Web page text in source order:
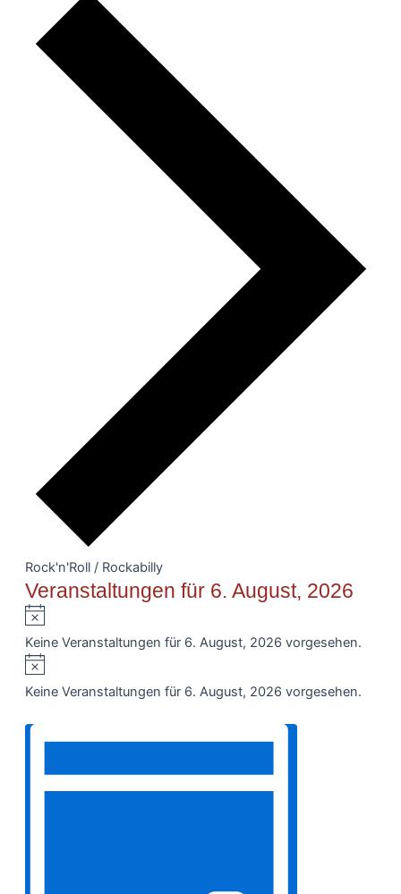
Rock'n'Roll / Rockabilly
Veranstaltungen für 6. August, 2026
Hinweis
Keine Veranstaltungen für 6. August, 2026 vorgesehen.
Hinweis
Keine Veranstaltungen für 6. August, 2026 vorgesehen.
Navigation
Filter
anzeigen
Veranstaltung
Navigation